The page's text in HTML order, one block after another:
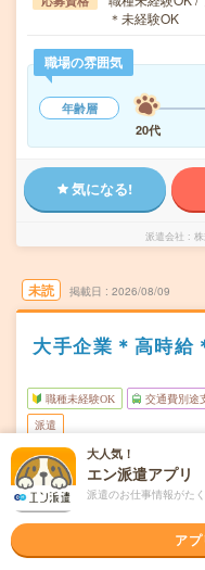
＊未経験OK
職場の雰囲気
年齢層
20代
気になる!
派遣会社
未読 掲載日 2026/08/09
大手企業＊高時給
職種未経験OK 交通費別途
派遣
勤務地
福岡市博多区
呉服町(福岡県)
曜日頻度 月～金・土・
時間
8:45～18:00 ※
大人気！
エン派遣アプリ
派遣のお仕事情報がた
ア